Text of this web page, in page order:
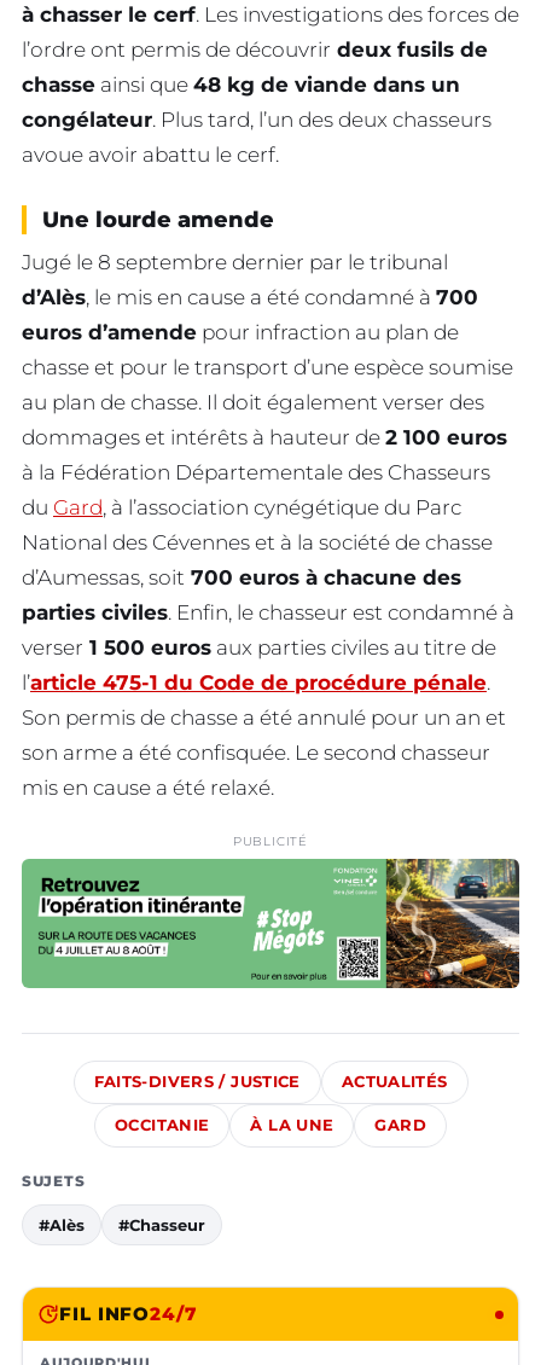
à chasser le cerf. Les investigations des forces de
l’ordre ont permis de découvrir deux fusils de
chasse ainsi que 48 kg de viande dans un
congélateur. Plus tard, l’un des deux chasseurs
avoue avoir abattu le cerf.
Une lourde amende
Jugé le 8 septembre dernier par le tribunal
d’Alès, le mis en cause a été condamné à 700
euros d’amende pour infraction au plan de
chasse et pour le transport d’une espèce soumise
au plan de chasse. Il doit également verser des
dommages et intérêts à hauteur de 2 100 euros
à la Fédération Départementale des Chasseurs
du Gard, à l’association cynégétique du Parc
National des Cévennes et à la société de chasse
d’Aumessas, soit 700 euros à chacune des
parties civiles. Enfin, le chasseur est condamné à
verser 1 500 euros aux parties civiles au titre de
l’article 475-1 du Code de procédure pénale.
Son permis de chasse a été annulé pour un an et
son arme a été confisquée. Le second chasseur
mis en cause a été relaxé.
PUBLICITÉ
FAITS-DIVERS / JUSTICE ACTUALITÉS
OCCITANIE À LA UNE GARD
SUJETS
#Alès #Chasseur
FIL INFO24/7